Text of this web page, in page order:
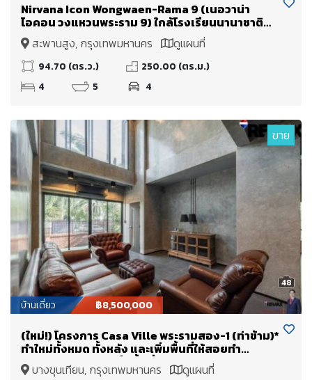
Nirvana Icon Wongwaen-Rama 9 (เนอวาน่า
ไอคอน วงแหวนพระราม 9) ใกล้โรงเรียนนานาชาติ
Wellington College International School และ
มหาวิทยาลัยนานาชาติแสตมฟอร์ด
สะพานสูง, กรุงเทพมหานคร ดูแผนที่
94.70 (ตร.ว.)
250.00 (ตร.ม.)
4
5 4
48
ขาย
บ้านเดี่ยว ฿8,500,000
(ใหม่!) โครงการ Casa Ville พระรามสอง-1 (ท่าข้าม)*
ทำใหม่ทั้งหมด ทั้งหลัง และเพิ่มพื้นที่ให้สอยทำ
Double Volume เพิ่มพื้นที่ใช้สอย + จาก 160 ตร.ม.
(+80 เป็นเกือบ 240 ตร.ม.)
บางขุนเทียน, กรุงเทพมหานคร ดูแผนที่